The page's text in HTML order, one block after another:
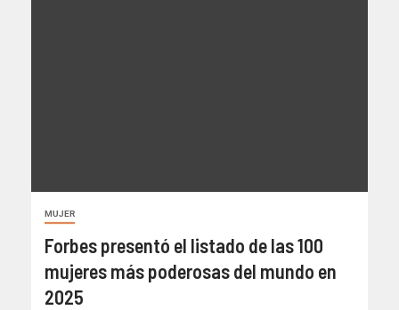
MUJER
Forbes presentó el listado de las 100
mujeres más poderosas del mundo en
2025